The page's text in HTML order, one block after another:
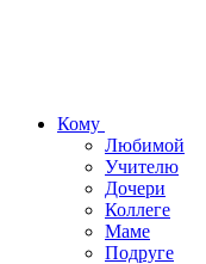
Кому
Любимой
Учителю
Дочери
Коллеге
Маме
Подруге